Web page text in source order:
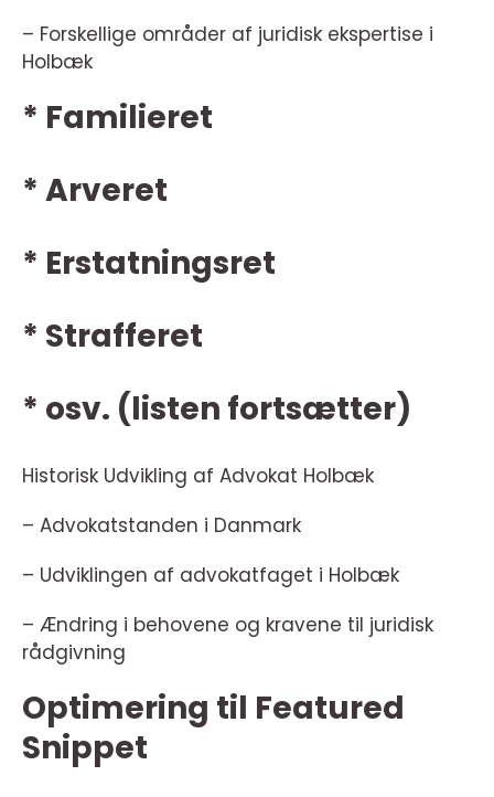
– Forskellige områder af juridisk ekspertise i
Holbæk
* Familieret
* Arveret
* Erstatningsret
* Strafferet
* osv. (listen fortsætter)
Historisk Udvikling af Advokat Holbæk
– Advokatstanden i Danmark
– Udviklingen af advokatfaget i Holbæk
– Ændring i behovene og kravene til juridisk
rådgivning
Optimering til Featured
Snippet